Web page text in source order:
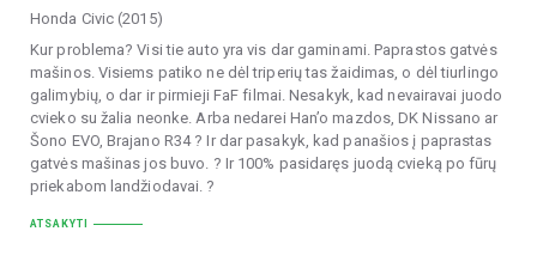
Honda Civic (2015)
Kur problema? Visi tie auto yra vis dar gaminami. Paprastos gatvės
mašinos. Visiems patiko ne dėl triperių tas žaidimas, o dėl tiurlingo
galimybių, o dar ir pirmieji FaF filmai. Nesakyk, kad nevairavai juodo
cvieko su žalia neonke. Arba nedarei Han’o mazdos, DK Nissano ar
Šono EVO, Brajano R34 ? Ir dar pasakyk, kad panašios į paprastas
gatvės mašinas jos buvo. ? Ir 100% pasidaręs juodą cvieką po fūrų
priekabom landžiodavai. ?
ATSAKYTI